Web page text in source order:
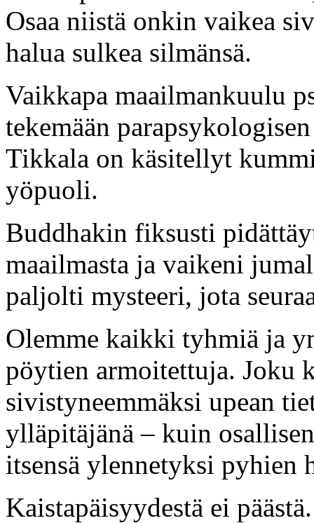
Osaa niistä onkin vaikea
halua sulkea silmänsä.
Vaikkapa maailmankuulu
tekemään
Tikkala on käsitellyt
yöpuoli.
Buddhakin fiksusti
maailmasta ja vaikeni
paljolti mysteeri, jota
Olemme kaikki tyhmiä ja
pöytien armoitettuja. Joku
sivistyneemmäksi upean
ylläpitäjänä – kuin
itsensä ylennetyksi pyhien
Kaistapäisyydestä ei